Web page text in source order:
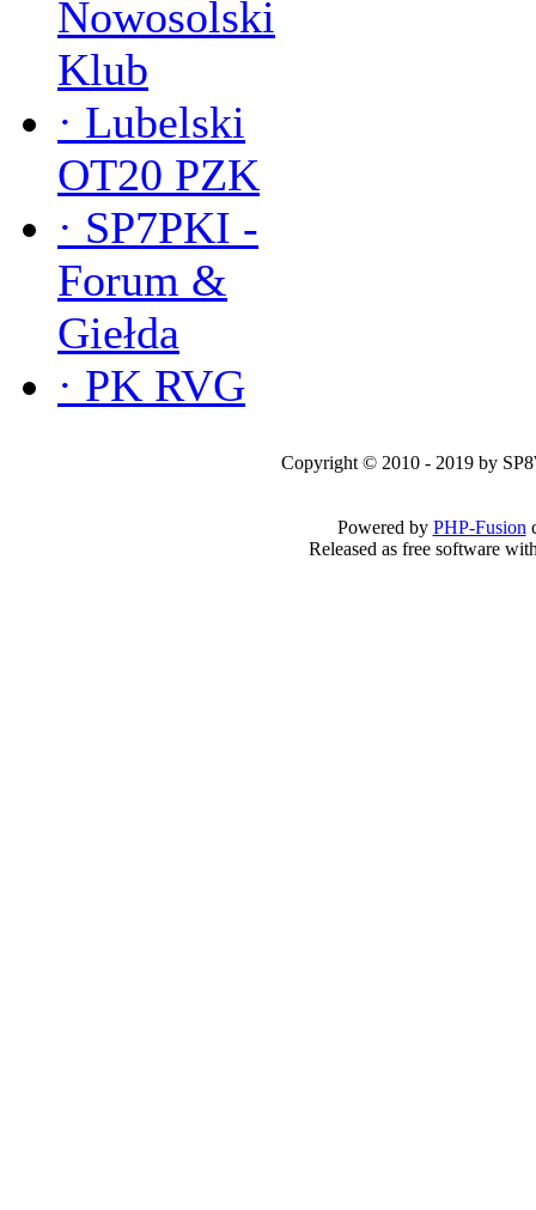
Nowosolski
Klub
· Lubelski
OT20 PZK
· SP7PKI -
Forum &
Giełda
· PK RVG
Copyright © 2010 - 2019 by
Powered by PHP-Fusion
Released as free software